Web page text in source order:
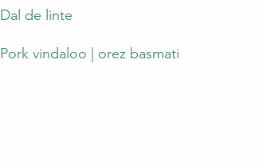
Dal de linte
Pork vindaloo | orez basmati